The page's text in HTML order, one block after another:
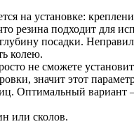
на установке:
резина подходит для
посадки.
колею.
не сможете
значит этот
Оптимальный
или сколов.